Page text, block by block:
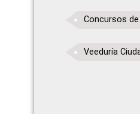
Concursos
Veeduría